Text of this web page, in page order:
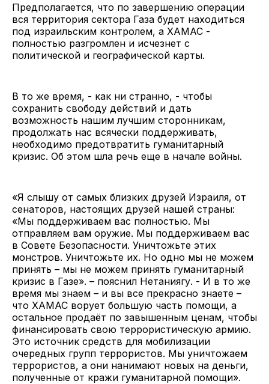
Предполагается, что по завершению операции
вся территория сектора Газа будет находиться
под израильским контролем, а ХАМАС -
полностью разгромлен и исчезнет с
политической и географической карты.
В то же время, - как ни странно, - чтобы
сохранить свободу действий и дать
возможность нашим лучшим сторонникам,
продолжать нас всячески поддерживать,
необходимо предотвратить гуманитарный
кризис. Об этом шла речь еще в начале войны.
«Я слышу от самых близких друзей Израиля, от
сенаторов, настоящих друзей нашей страны:
«Мы поддерживаем вас полностью. Мы
отправляем вам оружие. Мы поддерживаем вас
в Совете Безопасности. Уничтожьте этих
монстров. Уничтожьте их. Но одно мы не можем
принять – мы не можем принять гуманитарный
кризис в Газе». – пояснил Нетаниягу. - И в то же
время мы знаем – и вы все прекрасно знаете –
что ХАМАС ворует большую часть помощи, а
остальное продаёт по завышенным ценам, чтобы
финансировать свою террористическую армию.
Это источник средств для мобилизации
очередных групп террористов. Мы уничтожаем
террористов, а они нанимают новых на деньги,
полученные от кражи гуманитарной помощи».